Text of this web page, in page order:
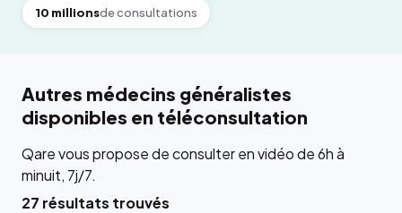
10 millionsde consultations
Autres médecins généralistes
disponibles en téléconsultation
Qare vous propose de consulter en vidéo de 6h à
minuit, 7j/7.
27 résultats trouvés